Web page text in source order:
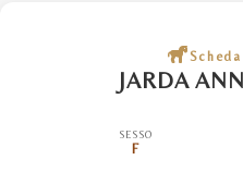
JARDA
SESSO
F